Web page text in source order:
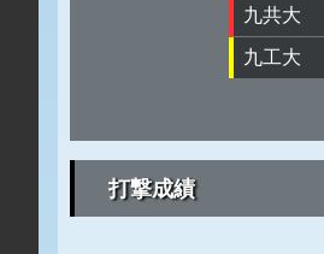
九共大
九工大
打撃成績